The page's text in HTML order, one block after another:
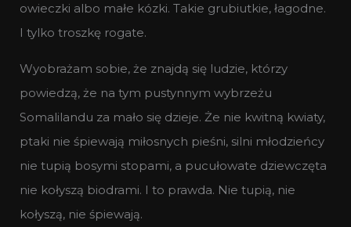
owieczki albo małe kózki. Takie grubiutkie, łagodne.
I tylko troszkę rogate.
Wyobrażam sobie, że znajdą się ludzie, którzy
powiedzą, że na tym pustynnym wybrzeżu
Somalilandu za mało się dzieje. Że nie kwitną kwiaty,
ptaki nie śpiewają miłosnych pieśni, silni młodzieńcy
nie tupią bosymi stopami, a pucułowate dziewczęta
nie kołyszą biodrami. I to prawda. Nie tupią, nie
kołyszą, nie śpiewają.